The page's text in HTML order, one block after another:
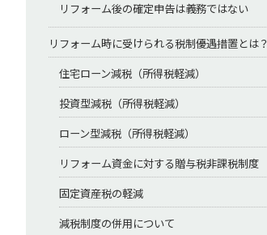
リフォーム後の確定申告は義務ではない
リフォーム時に受けられる税制優遇措置とは？
住宅ローン減税（所得税軽減）
投資型減税（所得税軽減）
ローン型減税（所得税軽減）
リフォーム資金に対する贈与税非課税制度
固定資産税の軽減
減税制度の併用について